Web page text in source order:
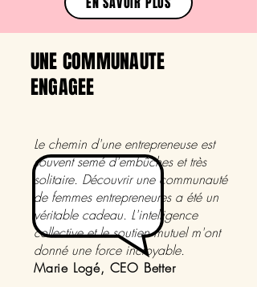
UNE COMMUNAUTE
ENGAGEE
Le chemin d'une entrepreneuse est
souvent semé d'embûches et très
solitaire. Découvrir une communauté
de femmes entrepreneures a été un
véritable cadeau. L'intelligence
collective et le soutien mutuel m'ont
donné une force incroyable.
Marie Logé, CEO Better